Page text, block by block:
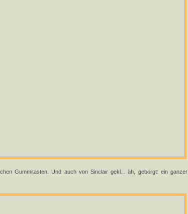
Gummitasten. Und auch von Sinclair gekl... äh, geborgt: ein ganzer